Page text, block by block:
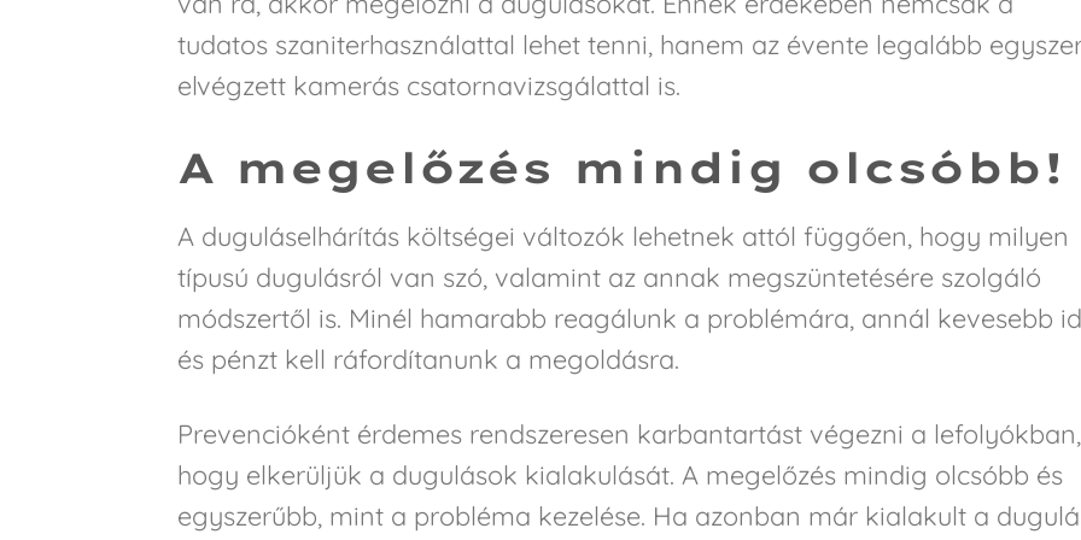
tudatos szaniterhasználattal lehet tenni, hanem az évente legalább
elvégzett kamerás csatornavizsgálattal is.
A megelőzés mindig olcsóbb!
A duguláselhárítás költségei változók lehetnek attól függően, hogy milyen
típusú dugulásról van szó, valamint az annak megszüntetésére szolgáló
módszertől is. Minél hamarabb reagálunk a problémára, annál kevesebb
és pénzt kell ráfordítanunk a megoldásra.
Prevencióként érdemes rendszeresen karbantartást végezni a lefolyókban,
hogy elkerüljük a dugulások kialakulását. A megelőzés mindig olcsóbb és
egyszerűbb, mint a probléma kezelése. Ha azonban már kialakult a